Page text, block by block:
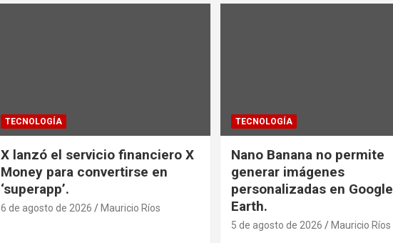
TECNOLOGÍA
X lanzó el servicio financiero X
Money para convertirse en
‘superapp’.
6 de agosto de 2026 Mauricio Ríos
TECNOLOGÍA
Nano Banana no permite
generar imágenes
personalizadas en Google
Earth.
5 de agosto de 2026 Mauricio Ríos